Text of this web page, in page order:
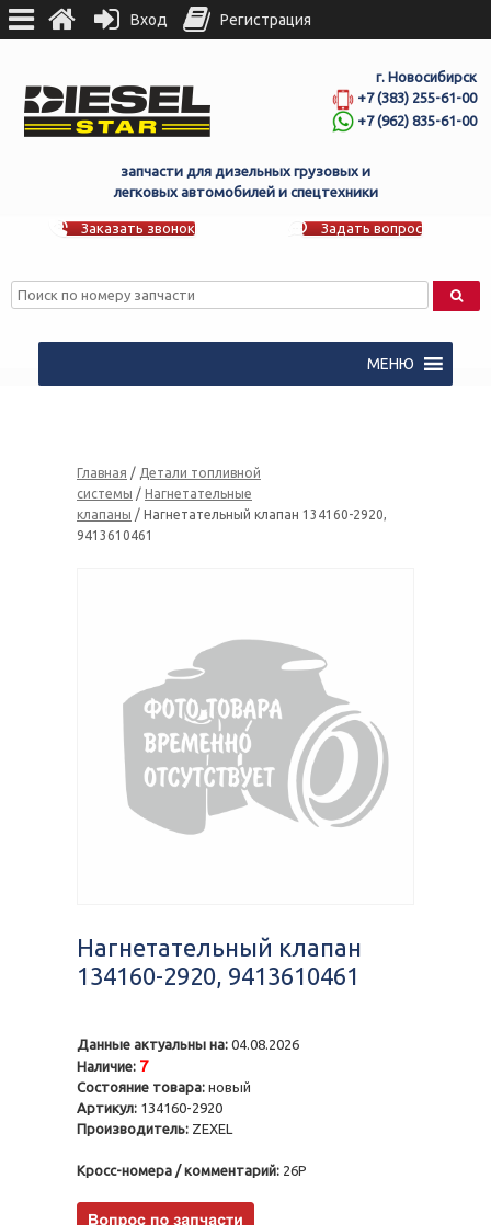
г. Новосибирск
+7 (383) 255-61-00
+7 (962) 835-61-00
запчасти для дизельных грузовых и
легковых автомобилей и спецтехники
Заказать звонок Задать вопрос
МЕНЮ
Главная / Детали топливной
системы / Нагнетательные
клапаны / Нагнетательный клапан 134160-2920,
9413610461
Нагнетательный клапан
134160-2920, 9413610461
Данные актуальны на: 04.08.2026
Наличие: 7
Состояние товара: новый
Артикул: 134160-2920
Производитель: ZEXEL
Кросс-номера / комментарий: 26P
Вход Регистрация